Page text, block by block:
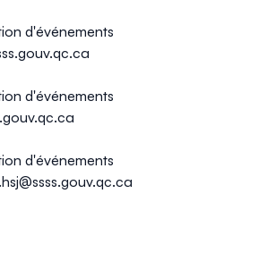
d'événements
d'événements
d'événements